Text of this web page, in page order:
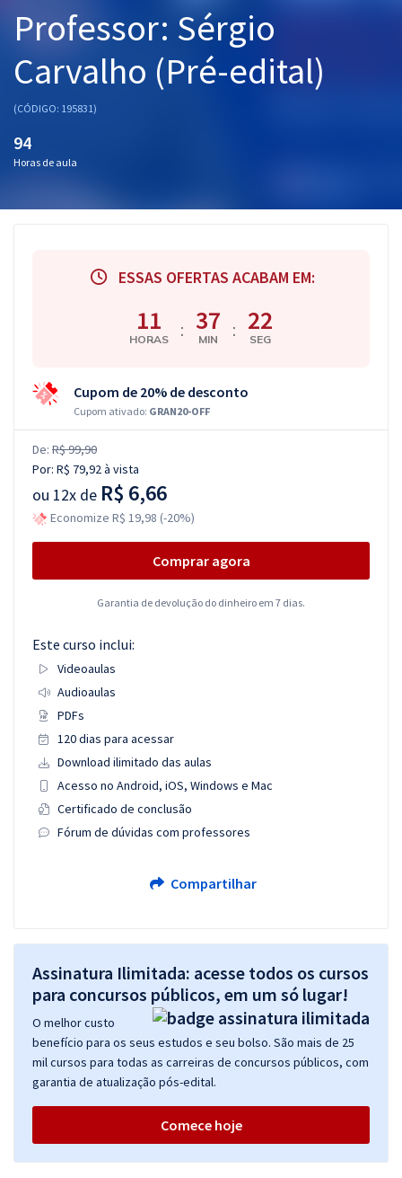
Pós
OAB
Mentorias
Professor: Sérgio
Carvalho (Pré-edital)
(CÓDIGO: 195831)
94
Horas de aula
ESSAS OFERTAS ACABAM EM:
11
HORAS : 37
MIN : 22
SEG
Cupom de 20% de desconto
Cupom ativado: GRAN20-OFF
De: R$ 99,90
Por: R$ 79,92à vista
ou 12x de R$ 6,66
Economize R$ 19,98 (-20%)
Comprar agora
Garantia de devolução do dinheiro em 7 dias.
Este curso inclui:
Videoaulas
Audioaulas
PDFs
120 dias para acessar
Download ilimitado das aulas
Acesso no Android, iOS, Windows e Mac
Certificado de conclusão
Fórum de dúvidas com professores
Compartilhar
Assinatura Ilimitada: acesse todos os cursos
para concursos públicos, em um só lugar!
O melhor custo
benefício para os seus estudos e seu bolso. São mais de 25
mil cursos para todas as carreiras de concursos públicos, com
garantia de atualização pós-edital.
Comece hoje